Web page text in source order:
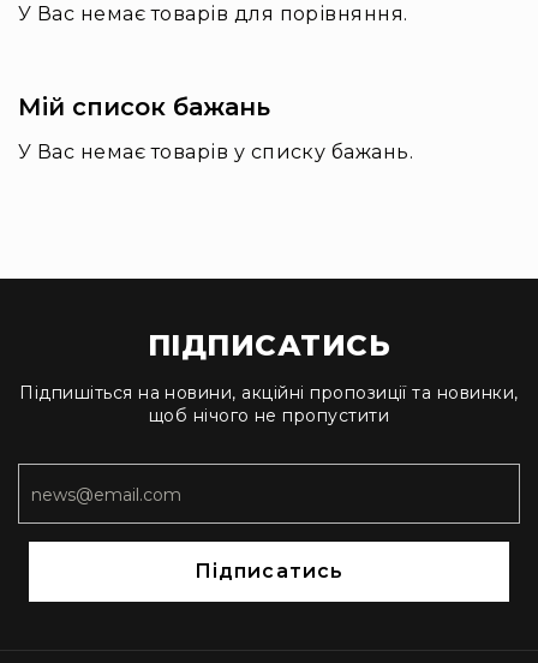
Cтудійні
акустика
Інсталяційна
Підсилювачі
Підсилювачі
трансляційні
Портативні
акустичні
комплектуючі
Радіосистеми
Портативні
системи
Стаціонарні
У Вас немає товарів для порівняння.
Мій список бажань
У Вас немає товарів у списку бажань.
ПІДПИСАТИСЬ
Підпишіться на новини, акційні пропозиції та новинки,
щоб нічого не пропустити
Підписатись